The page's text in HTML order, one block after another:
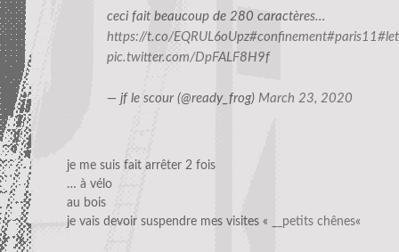
ceci fait beaucoup de 280 caractères…
https://t.co/EQRUL6oUpz#confinement#paris11
pic.twitter.com/DpFALF8H9f
— jf le scour (@ready_frog) March 23, 2020
je me suis fait arrêter 2 fois
… à vélo
au bois
je vais devoir suspendre mes visites «
__petits chênes«